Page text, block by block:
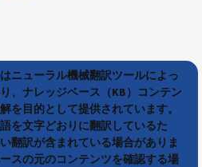
ニューラル機械翻訳ツールによっ
、ナレッジベース（KB）コンテン
を目的として提供されています。
を文字どおりに翻訳しているた
翻訳が含まれている場合がありま
スの元のコンテンツを確認する場